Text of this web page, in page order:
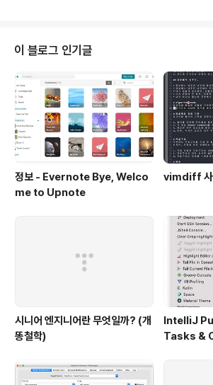
본적으로 지원을 하지만, 맥에서 윈도우로 접근을 하려면,
특정 설치가 필요로 합니다. 위에 보이시는 그림처럼 Micr
oSoft Remote Desktop이라는 프로그램을 설치 해주
셔야 합니다. 그리고 윈도우도 요즘 변화의 격변기인터라,
버전별로 포트를 명시해줘야 한다거나 window 10 hom
e editio..
이 블로그 인기글
정보 - Evernote Bye, Welco
me to Upnote
vimdiff 사
시니어 엔지니어란 무엇일까? (개
똥철학)
IntelliJ
Tasks &